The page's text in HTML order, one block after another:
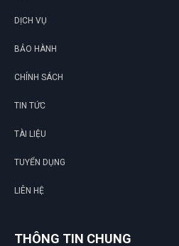
DỊCH VỤ
BẢO HÀNH
CHÍNH SÁCH
TIN TỨC
TÀI LIỆU
TUYỂN DỤNG
LIÊN HỆ
THÔNG TIN CHUNG